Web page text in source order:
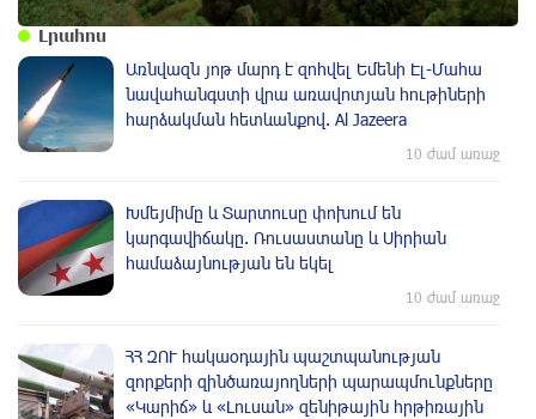
Լրահոս
Առնվազն յոթ մարդ է զոհվել Եմենի Էլ-Մահա
նավահանգստի վրա առավոտյան հութիների
հարձակման հետևանքով. Al Jazeera
10 ժամ առաջ
Խմեյմիմը և Տարտուսը փոխում են
կարգավիճակը. Ռուսաստանը և Սիրիան
համաձայնության են եկել
10 ժամ առաջ
ՀՀ ԶՈՒ հակաօդային պաշտպանության
զորքերի զինծառայողների պարապմունքները
«Կարիճ» և «Լուսան» զենիթային հրթիռային